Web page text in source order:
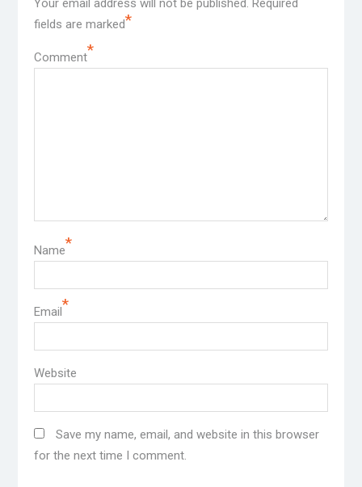
fields are marked*
Comment*
Name*
Email*
Website
Save my name, email, and website in this browser
for the next time I comment.